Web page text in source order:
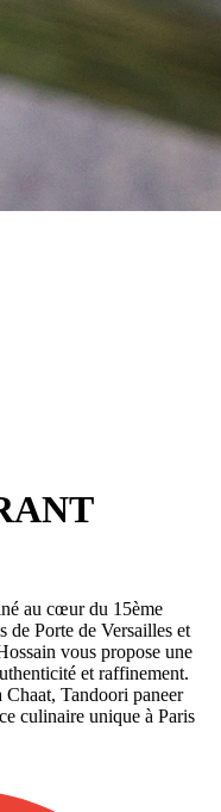
au cœur du 15ème
de Porte de Versailles et
vous propose une
et raffinement.
Tandoori paneer
culinaire unique à Paris